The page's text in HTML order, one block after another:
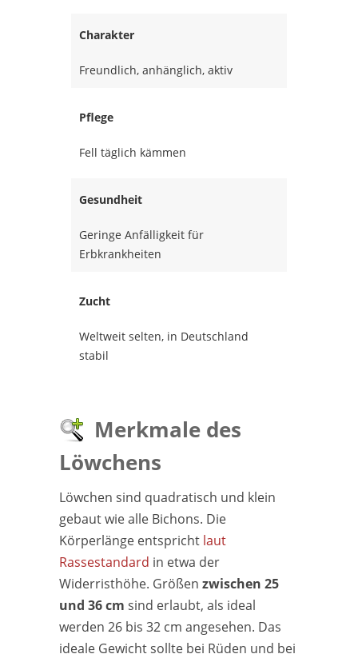
Charakter
Freundlich, anhänglich, aktiv
Pflege
Fell täglich kämmen
Gesundheit
Geringe Anfälligkeit für
Erbkrankheiten
Zucht
Weltweit selten, in Deutschland
stabil
Merkmale des
Löwchens
Löwchen sind quadratisch und klein
gebaut wie alle Bichons. Die
Körperlänge entspricht laut
Rassestandard in etwa der
Widerristhöhe. Größen zwischen 25
und 36 cm sind erlaubt, als ideal
werden 26 bis 32 cm angesehen. Das
ideale Gewicht sollte bei Rüden und bei